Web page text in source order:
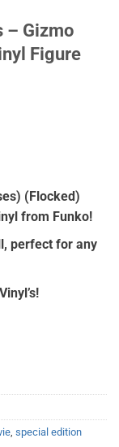
– Gizmo
Figure
(Flocked)
from Funko!
perfect for any
special edition